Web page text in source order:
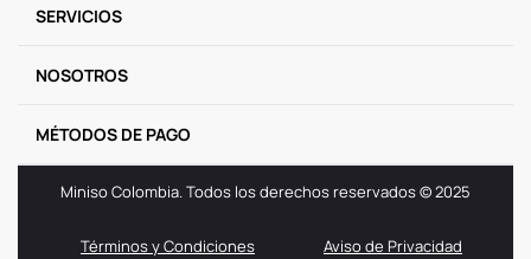
SERVICIOS
NOSOTROS
MÉTODOS DE PAGO
Miniso Colombia. Todos los derechos reservados © 2025
Términos y Condiciones Aviso de Privacidad